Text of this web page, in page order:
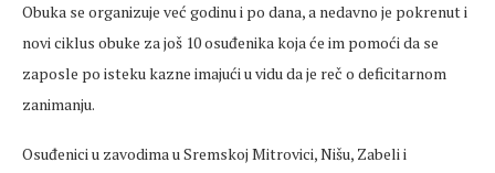
Obuka se organizuje već godinu i po dana, a nedavno je pokrenut i
novi ciklus obuke za još 10 osuđenika koja će im pomoći da se
zaposle po isteku kazne imajući u vidu da je reč o deficitarnom
zanimanju.
Osuđenici u zavodima u Sremskoj Mitrovici, Nišu, Zabeli i